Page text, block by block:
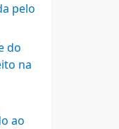
pelo
do
na
ao